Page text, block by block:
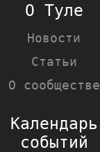
О Туле
Новости
Статьи
О сообществе
Календарь
событий